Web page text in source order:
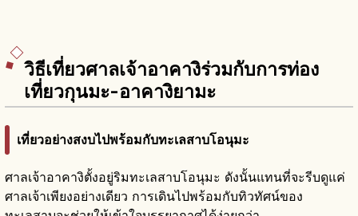
วิธีเที่ยวศาลเจ้าอาคางิร่วมกับการท่อง
เที่ยวกุนมะ-อาคางิยามะ
เที่ยวอย่างสงบไปพร้อมกับทะเลสาบโอนุมะ
ศาลเจ้าอาคางิตั้งอยู่ริมทะเลสาบโอนุมะ ดังนั้นแทนที่จะรีบดูแค่
ศาลเจ้าเพียงอย่างเดียว การเดินไปพร้อมกับทิวทัศน์ของ